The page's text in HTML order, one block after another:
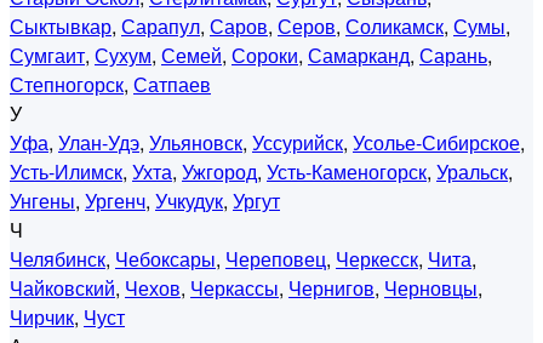
Сыктывкар, Сарапул, Саров, Серов, Соликамск, Сумы,
Сумгаит, Сухум, Семей, Сороки, Самарканд, Сарань,
Степногорск, Сатпаев
У
Уфа, Улан-Удэ, Ульяновск, Уссурийск, Усолье-Сибирское,
Усть-Илимск, Ухта, Ужгород, Усть-Каменогорск, Уральск,
Унгены, Ургенч, Учкудук, Ургут
Ч
Челябинск, Чебоксары, Череповец, Черкесск, Чита,
Чайковский, Чехов, Черкассы, Чернигов, Черновцы,
Чирчик, Чуст